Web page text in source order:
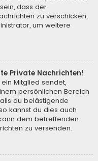
dass der
zu verschicken,
um weitere
Private Nachrichten!
Mitglied sendet,
persönlichen Bereich
du belästigende
kannst du dies auch
dem betreffenden
zu versenden.